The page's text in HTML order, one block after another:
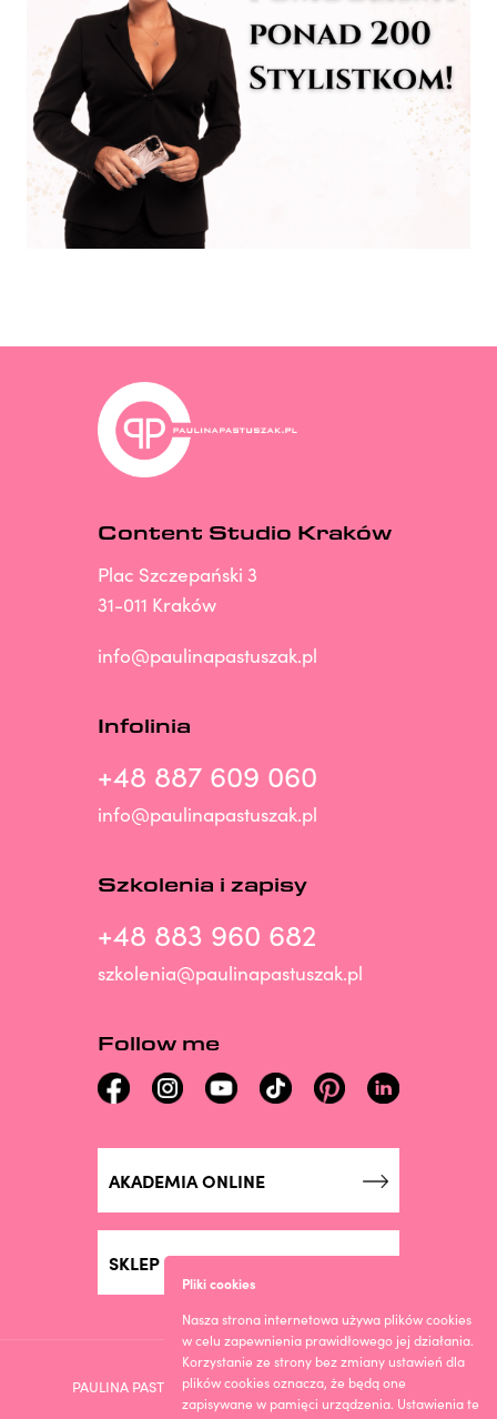
Content Studio Kraków
Plac Szczepański 3
31-011 Kraków
info@paulinapastuszak.pl
Infolinia
+48 887 609 060
info@paulinapastuszak.pl
Szkolenia i zapisy
+48 883 960 682
szkolenia@paulinapastuszak.pl
Follow me
AKADEMIA ONLINE
SKLEP ONLINE
PAULINA PASTUSZAK © 2023. DESIGN BY ROOGMEDIA
Pliki cookies
Nasza strona internetowa używa plików cookies
w celu zapewnienia prawidłowego jej działania.
Korzystanie ze strony bez zmiany ustawień dla
plików cookies oznacza, że będą one
zapisywane w pamięci urządzenia. Ustawienia te